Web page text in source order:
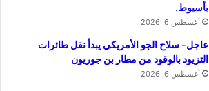
بأسيوط.
أغسطس 6, 2026
عاجل- سلاح الجو الأمريكي يبدأ نقل طائرات
التزيود بالوقود من مطار بن جوريون
أغسطس 6, 2026